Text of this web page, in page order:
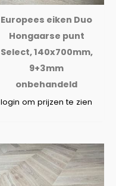
Europees eiken Duo
Hongaarse punt
Select, 140x700mm,
9+3mm
onbehandeld
login om prijzen te zien